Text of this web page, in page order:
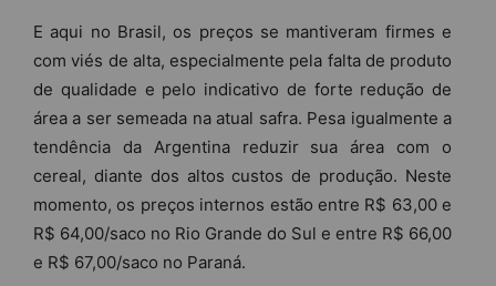
E aqui no Brasil, os preços se mantiveram firmes e
com viés de alta, especialmente pela falta de produto
de qualidade e pelo indicativo de forte redução de
área a ser semeada na atual safra. Pesa igualmente a
tendência da Argentina reduzir sua área com o
cereal, diante dos altos custos de produção. Neste
momento, os preços internos estão entre R$ 63,00 e
R$ 64,00/saco no Rio Grande do Sul e entre R$ 66,00
e R$ 67,00/saco no Paraná.